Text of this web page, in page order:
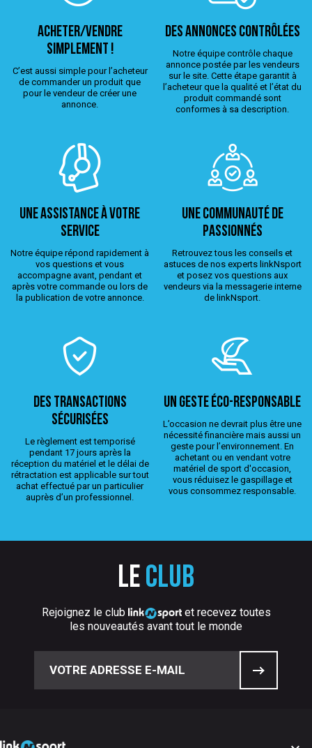
ACHETER/VENDRE
simplement !
C’est aussi simple pour l’acheteur
de commander un produit que
pour le vendeur de créer une
annonce.
Des annonces contrôlées
Notre équipe contrôle chaque
annonce postée par les vendeurs
sur le site. Cette étape garantit à
l’acheteur que la qualité et l’état du
produit commandé sont
conformes à sa description.
Une assistance à votre
service
Notre équipe répond rapidement à
vos questions et vous
accompagne avant, pendant et
après votre commande ou lors de
la publication de votre annonce.
Une Communauté de
passionnés
Retrouvez tous les conseils et
astuces de nos experts linkNsport
et posez vos questions aux
vendeurs via la messagerie interne
de linkNsport.
Des transactions
sécurisées
Le règlement est temporisé
pendant 17 jours après la
réception du matériel et le délai de
rétractation est applicable sur tout
achat effectué par un particulier
auprès d’un professionnel.
Un geste éco-responsable
L’occasion ne devrait plus être une
nécessité financière mais aussi un
geste pour l’environnement. En
achetant ou en vendant votre
matériel de sport d'occasion,
vous réduisez le gaspillage et
vous consommez responsable.
Le club
Rejoignez le club
et recevez toutes
les nouveautés avant tout le monde